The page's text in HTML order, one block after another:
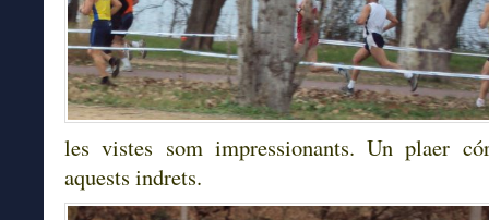
les vistes som impressionants. Un plaer
aquests indrets.